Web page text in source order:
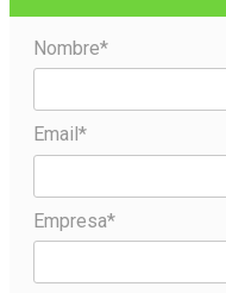
Nombre*
Email*
Empresa*